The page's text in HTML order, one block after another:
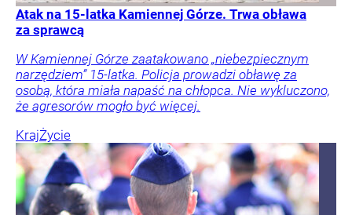
Atak na 15-latka Kamiennej Górze. Trwa obława
za sprawcą
W Kamiennej Górze zaatakowano „niebezpiecznym
narzędziem” 15-latka. Policja prowadzi obławę za
osobą, która miała napaść na chłopca. Nie wykluczono,
że agresorów mogło być więcej.
KrajŻycie